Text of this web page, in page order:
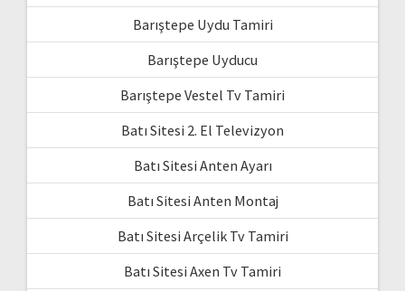
Barıştepe Uydu Tamiri
Barıştepe Uyducu
Barıştepe Vestel Tv Tamiri
Batı Sitesi 2. El Televizyon
Batı Sitesi Anten Ayarı
Batı Sitesi Anten Montaj
Batı Sitesi Arçelik Tv Tamiri
Batı Sitesi Axen Tv Tamiri